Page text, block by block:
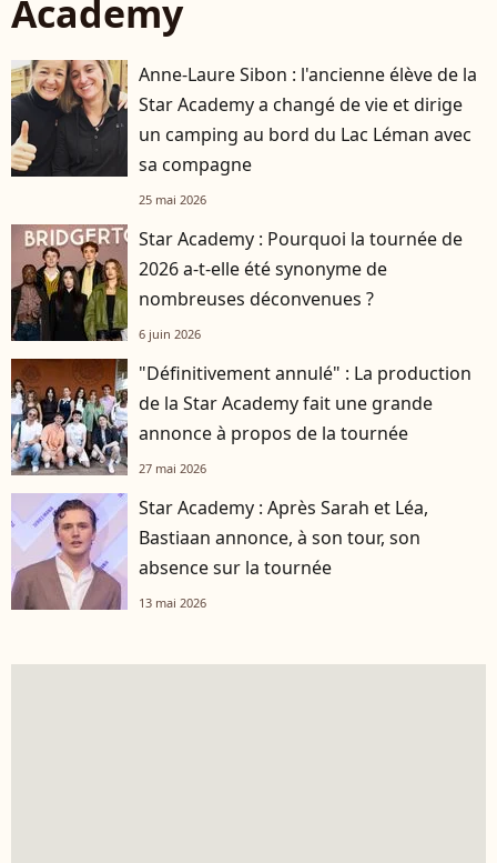
Academy
Anne-Laure Sibon : l'ancienne élève de la
Star Academy a changé de vie et dirige
un camping au bord du Lac Léman avec
sa compagne
25 mai 2026
Star Academy : Pourquoi la tournée de
2026 a-t-elle été synonyme de
nombreuses déconvenues ?
6 juin 2026
"Définitivement annulé" : La production
de la Star Academy fait une grande
annonce à propos de la tournée
27 mai 2026
Star Academy : Après Sarah et Léa,
Bastiaan annonce, à son tour, son
absence sur la tournée
13 mai 2026